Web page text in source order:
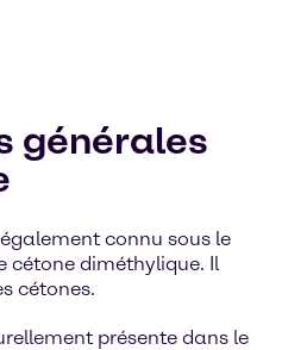
générales
connu sous le
cétone diméthylique. Il
cétones.
présente dans le